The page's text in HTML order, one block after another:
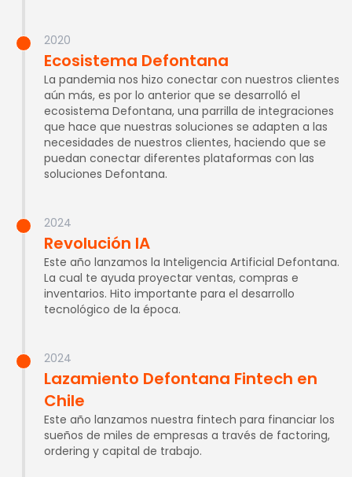
2020
Ecosistema Defontana
La pandemia nos hizo conectar con nuestros clientes
aún más, es por lo anterior que se desarrolló el
ecosistema Defontana, una parrilla de integraciones
que hace que nuestras soluciones se adapten a las
necesidades de nuestros clientes, haciendo que se
puedan conectar diferentes plataformas con las
soluciones Defontana.
2024
Revolución IA
Este año lanzamos la Inteligencia Artificial Defontana.
La cual te ayuda proyectar ventas, compras e
inventarios. Hito importante para el desarrollo
tecnológico de la época.
2024
Lazamiento Defontana Fintech en
Chile
Este año lanzamos nuestra fintech para financiar los
sueños de miles de empresas a través de factoring,
ordering y capital de trabajo.